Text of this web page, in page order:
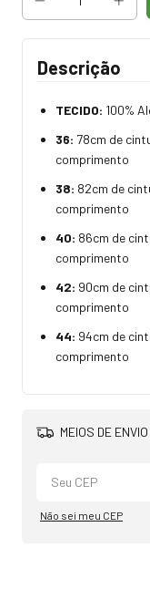
Descrição
TECIDO: 100%
36: 78cm de
comprimento
38: 82cm de
comprimento
40: 86cm de
comprimento
42: 90cm de
comprimento
44: 94cm de
comprimento
MEIOS DE ENVIO
Não sei meu CEP